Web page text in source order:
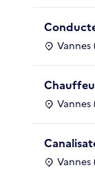
Vannes
Vannes
Vannes